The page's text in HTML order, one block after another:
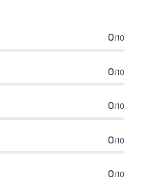
0/10
0/10
0/10
0/10
0/10